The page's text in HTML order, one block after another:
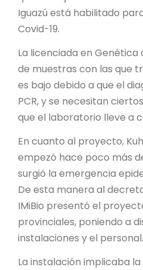
Iguazú está habilitado
Covid-19.
La licenciada en
de muestras con las que
es bajo debido a que el
PCR, y se necesitan
que el laboratorio lleve a
En cuanto al proyecto,
empezó hace poco más
surgió la emergencia
De esta manera al
IMiBio presentó el
provinciales, poniendo a
instalaciones y el personal.
La instalación implicaba